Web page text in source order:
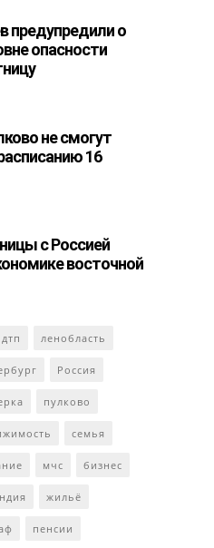
предупредили о
опасности
не смогут
16
с Россией
восточной
дтп ленобласть
Россия
пулково
семья
мчс бизнес
жильё
пенсии